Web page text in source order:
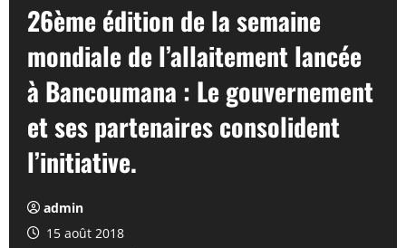
26ème édition de la semaine
mondiale de l’allaitement lancée
à Bancoumana : Le gouvernement
et ses partenaires consolident
l’initiative.
admin
15 août 2018